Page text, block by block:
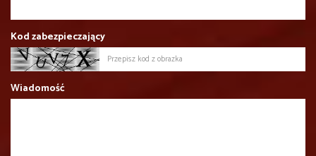
Kod zabezpieczający
Wiadomość